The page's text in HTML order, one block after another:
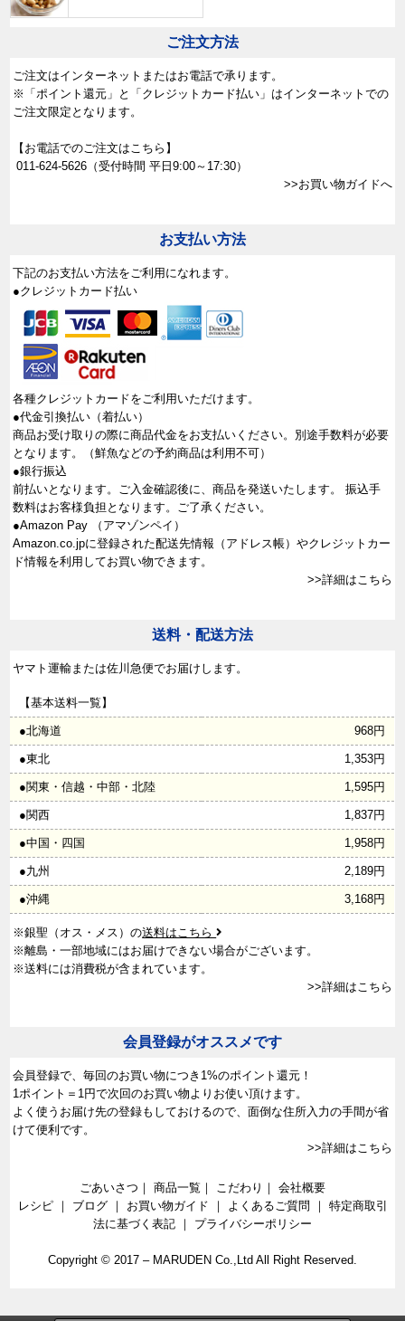
ご注文方法
ご注文はインターネットまたはお電話で承ります。
※「ポイント還元」と「クレジットカード払い」はインターネットでの
ご注文限定となります。
【お電話でのご注文はこちら】
011-624-5626 （受付時間 平日9:00～17:30）
>>お買い物ガイドへ
お支払い方法
下記のお支払い方法をご利用になれます。
●クレジットカード払い
各種クレジットカードをご利用いただけます。
●代金引換払い（着払い）
商品お受け取りの際に商品代金をお支払いください。別途手数料が必要
となります。（鮮魚などの予約商品は利用不可）
●銀行振込
前払いとなります。ご入金確認後に、商品を発送いたします。 振込手
数料はお客様負担となります。ご了承ください。
●Amazon Pay （アマゾンペイ）
Amazon.co.jpに登録された配送先情報（アドレス帳）やクレジットカー
ド情報を利用してお買い物できます。
>>詳細はこちら
送料・配送方法
ヤマト運輸または佐川急便でお届けします。
【基本送料一覧】
●北海道 968円
●東北 1,353円
●関東・信越・中部・北陸 1,595円
●関西 1,837円
●中国・四国 1,958円
●九州 2,189円
●沖縄 3,168円
※銀聖（オス・メス）の送料はこちら
※離島・一部地域にはお届けできない場合がございます。
※送料には消費税が含まれています。
>>詳細はこちら
会員登録がオススメです
会員登録で、毎回のお買い物につき1%のポイント還元！
1ポイント＝1円で次回のお買い物よりお使い頂けます。
よく使うお届け先の登録もしておけるので、面倒な住所入力の手間が省
けて便利です。
>>詳細はこちら
ごあいさつ ｜ 商品一覧 ｜ こだわり ｜ 会社概要
レシピ｜ ブログ｜ お買い物ガイド ｜ よくあるご質問 ｜ 特定商取引
法に基づく表記 ｜ プライバシーポリシー
Copyright © 2017 – MARUDEN Co.,Ltd All Right Reserved.